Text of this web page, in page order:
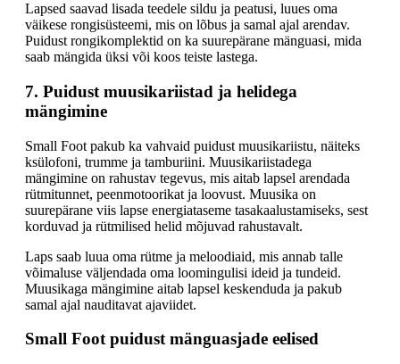
Lapsed saavad lisada teedele sildu ja peatusi, luues oma
väikese rongisüsteemi, mis on lõbus ja samal ajal arendav.
Puidust rongikomplektid on ka suurepärane mänguasi, mida
saab mängida üksi või koos teiste lastega.
7. Puidust muusikariistad ja helidega
mängimine
Small Foot pakub ka vahvaid puidust muusikariistu, näiteks
ksülofoni, trumme ja tamburiini. Muusikariistadega
mängimine on rahustav tegevus, mis aitab lapsel arendada
rütmitunnet, peenmotoorikat ja loovust. Muusika on
suurepärane viis lapse energiataseme tasakaalustamiseks, sest
korduvad ja rütmilised helid mõjuvad rahustavalt.
Laps saab luua oma rütme ja meloodiaid, mis annab talle
võimaluse väljendada oma loomingulisi ideid ja tundeid.
Muusikaga mängimine aitab lapsel keskenduda ja pakub
samal ajal nauditavat ajaviidet.
Small Foot puidust mänguasjade eelised